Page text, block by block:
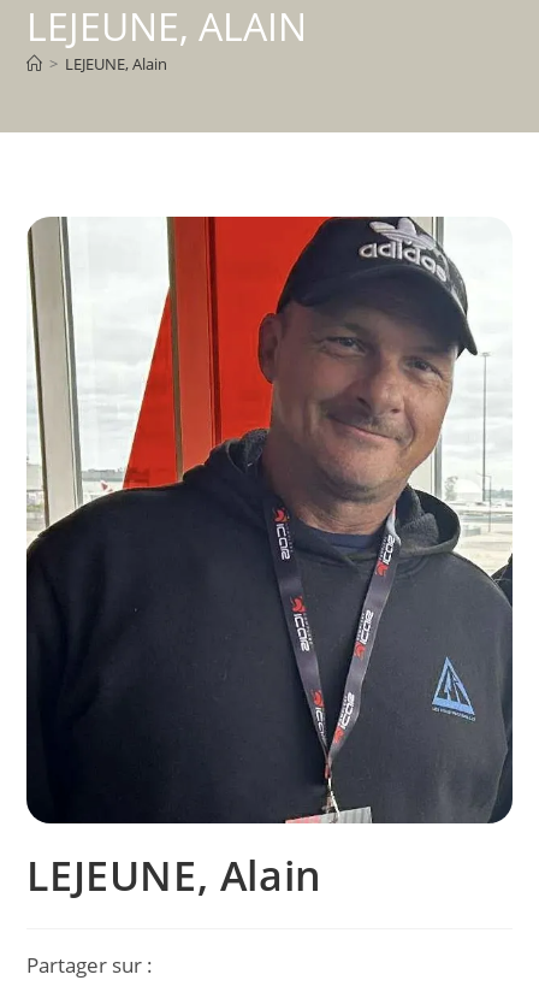
LEJEUNE, ALAIN
> LEJEUNE, Alain
LEJEUNE, Alain
Partager sur :